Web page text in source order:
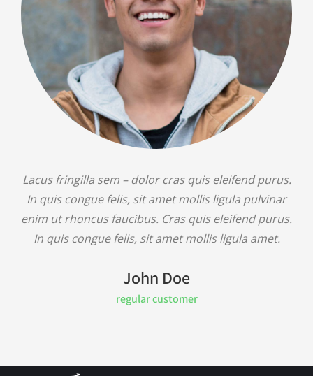
Lacus fringilla sem – dolor cras quis eleifend purus.
In quis congue felis, sit amet mollis ligula pulvinar
enim ut rhoncus faucibus. Cras quis eleifend purus.
In quis congue felis, sit amet mollis ligula amet.
John Doe
regular customer